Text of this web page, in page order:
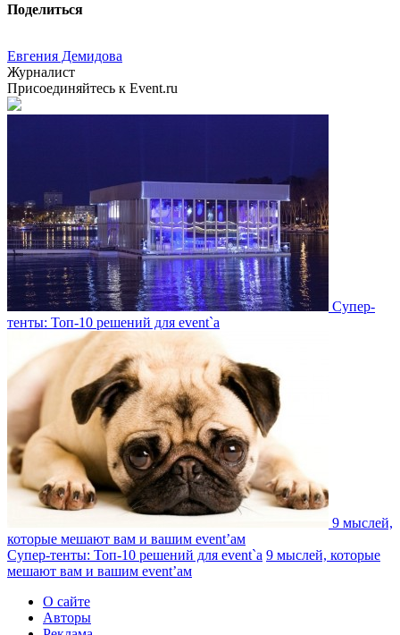
Поделиться
Евгения Демидова
Журналист
Присоединяйтесь к Event.ru
Супер-
тенты: Топ-10 решений для event`a
9 мыслей,
которые мешают вам и вашим event’ам
Супер-тенты: Топ-10 решений для event`a 9 мыслей, которые
мешают вам и вашим event’ам
О сайте
Авторы